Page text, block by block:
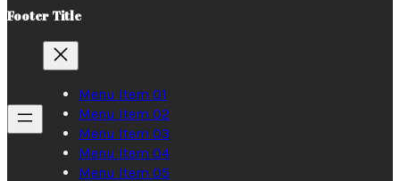
Footer Title
Menu Item 01
Menu Item 02
Menu Item 03
Menu Item 04
Menu Item 05